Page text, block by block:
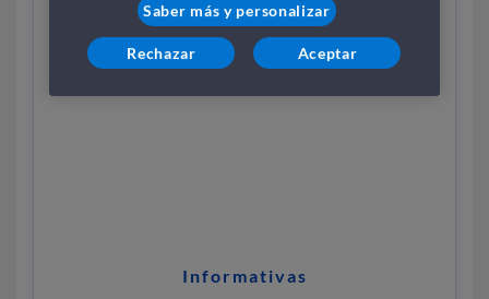
Informativas
Saber más y personalizar
Rechazar Aceptar